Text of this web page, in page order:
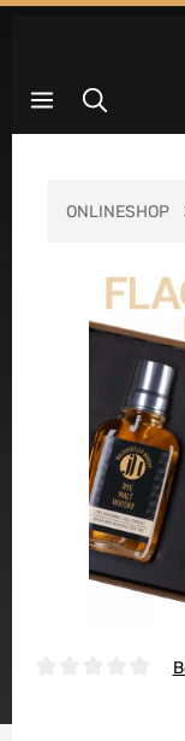
ONLINESHOP
Bildergalerie
Durchschnittliche